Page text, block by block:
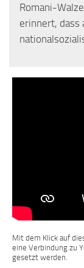
Romani-
erinnert, dass
Mit dem Klick auf
eine Verbindung zu
gesetzt werden.